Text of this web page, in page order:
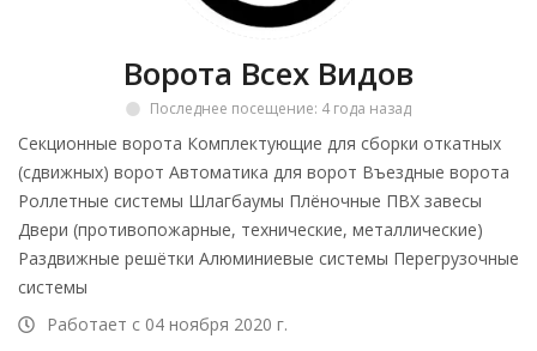
Объявления
Контакты
Город: Колумбус
Ворота Всех Видов
Последнее посещение: 4 года назад
Секционные ворота Комплектующие для сборки откатных
(сдвижных) ворот Автоматика для ворот Въездные ворота
Роллетные системы Шлагбаумы Плёночные ПВХ завесы
Двери (противопожарные, технические, металлические)
Раздвижные решётки Алюминиевые системы Перегрузочные
системы
Работает с 04 ноября 2020 г.